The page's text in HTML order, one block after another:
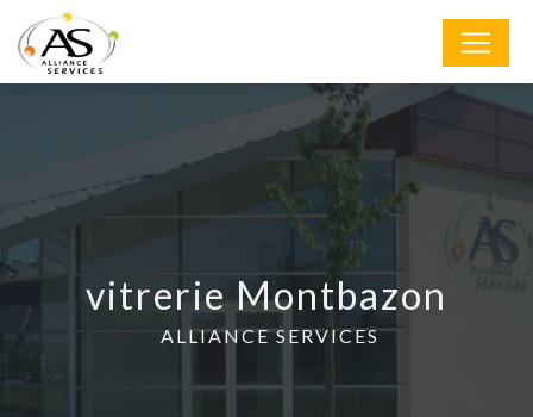
vitrerie Montbazon
ALLIANCE SERVICES
Panneau de gestion des cookies